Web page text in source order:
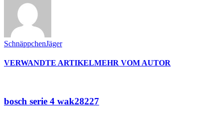
SchnäppchenJäger
VERWANDTE ARTIKELMEHR VOM AUTOR
bosch serie 4 wak28227